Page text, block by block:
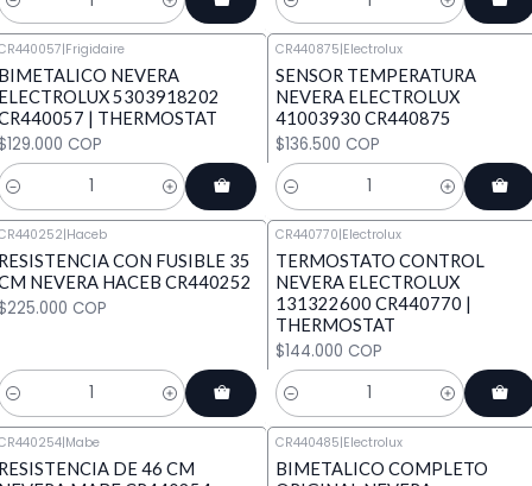
Cantidad
|Frigidaire
NEVERA
5303918202
| THERMOSTAT
COP
​CR440875|Electrolux
SENSOR TEMPERATURA
NEVERA ELECTROLUX
41003930 CR440875
$136.500 COP
Cantidad
|Haceb
CON FUSIBLE 35
NEVERA HACEB CR440252
COP
CR440770|Electrolux
TERMOSTATO CONTROL
NEVERA ELECTROLUX
131322600 CR440770 |
THERMOSTAT
$144.000 COP
Cantidad
|Mabe
DE 46 CM
CR440485|Electrolux
BIMETALICO COMPLETO